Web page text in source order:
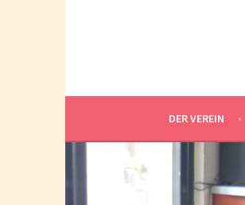
DER VEREIN